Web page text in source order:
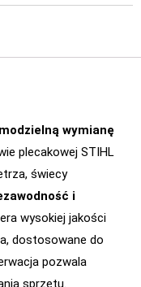
wymianę
plecakowej STIHL
świecy
i
wysokiej jakości
dostosowane do
pozwala
sprzętu.